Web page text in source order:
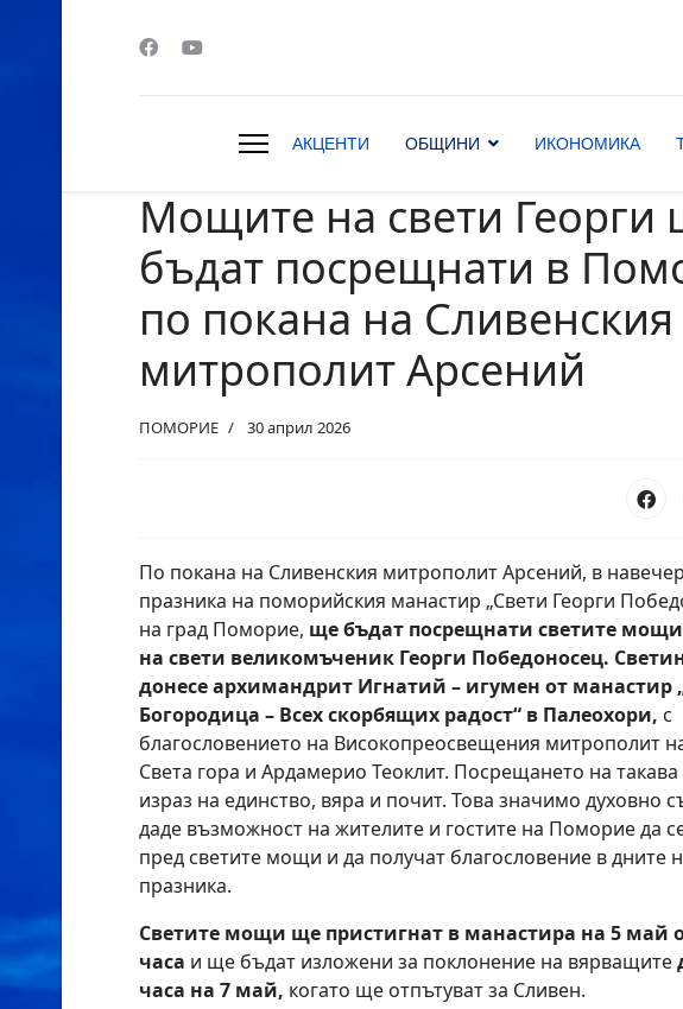
АКЦЕНТИ ОБЩИНИ ИКОНОМИКА
Мощите на свети Георги
бъдат посрещнати в
по покана на Сливенския
митрополит Арсений
ПОМОРИЕ 30 април 2026
По покана на Сливенския митрополит Арсений, в
празника на поморийския манастир „Свети Георги
на град Поморие, ще бъдат посрещнати светите
на свети великомъченик Георги Победоносец.
донесе архимандрит Игнатий – игумен от манастир
Богородица – Всех скорбящих радост“ в Палеохори, с
благословението на Високопреосвещения митрополит
Света гора и Ардамерио Теоклит. Посрещането на такава
израз на единство, вяра и почит. Това значимо духовно
даде възможност на жителите и гостите на Поморие да
пред светите мощи и да получат благословение в дните
празника.
Светите мощи ще пристигнат в манастира на 5 май
часа и ще бъдат изложени за поклонение на вярващите
часа на 7 май, когато ще отпътуват за Сливен.